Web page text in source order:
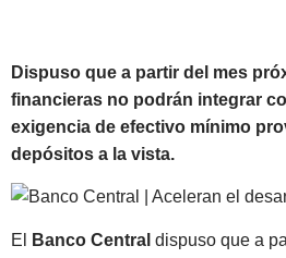
Dispuso que a partir del mes
financieras no podrán integrar
exigencia de efectivo mínimo
depósitos a la vista.
El Banco Central dispuso que a